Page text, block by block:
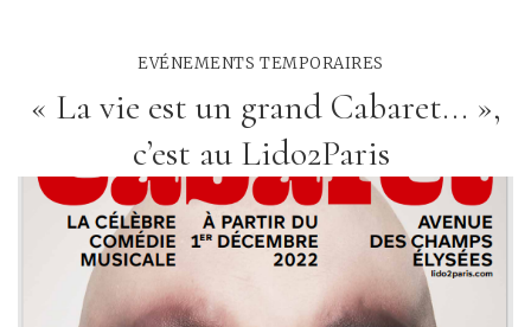
EVÉNEMENTS TEMPORAIRES
« La vie est un grand Cabaret... »,
c’est au Lido2Paris